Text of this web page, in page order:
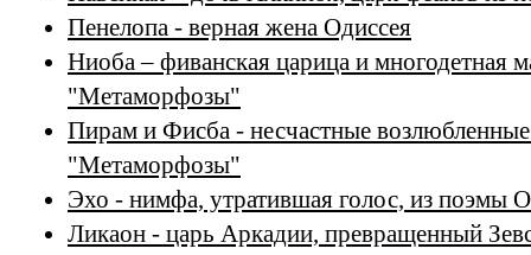
Пенелопа - верная жена Одиссея
Ниоба – фиванская царица и многодетная
"Метаморфозы"
Пирам и Фисба - несчастные
"Метаморфозы"
Эхо - нимфа, утратившая голос, из
Ликаон - царь Аркадии, превращенный